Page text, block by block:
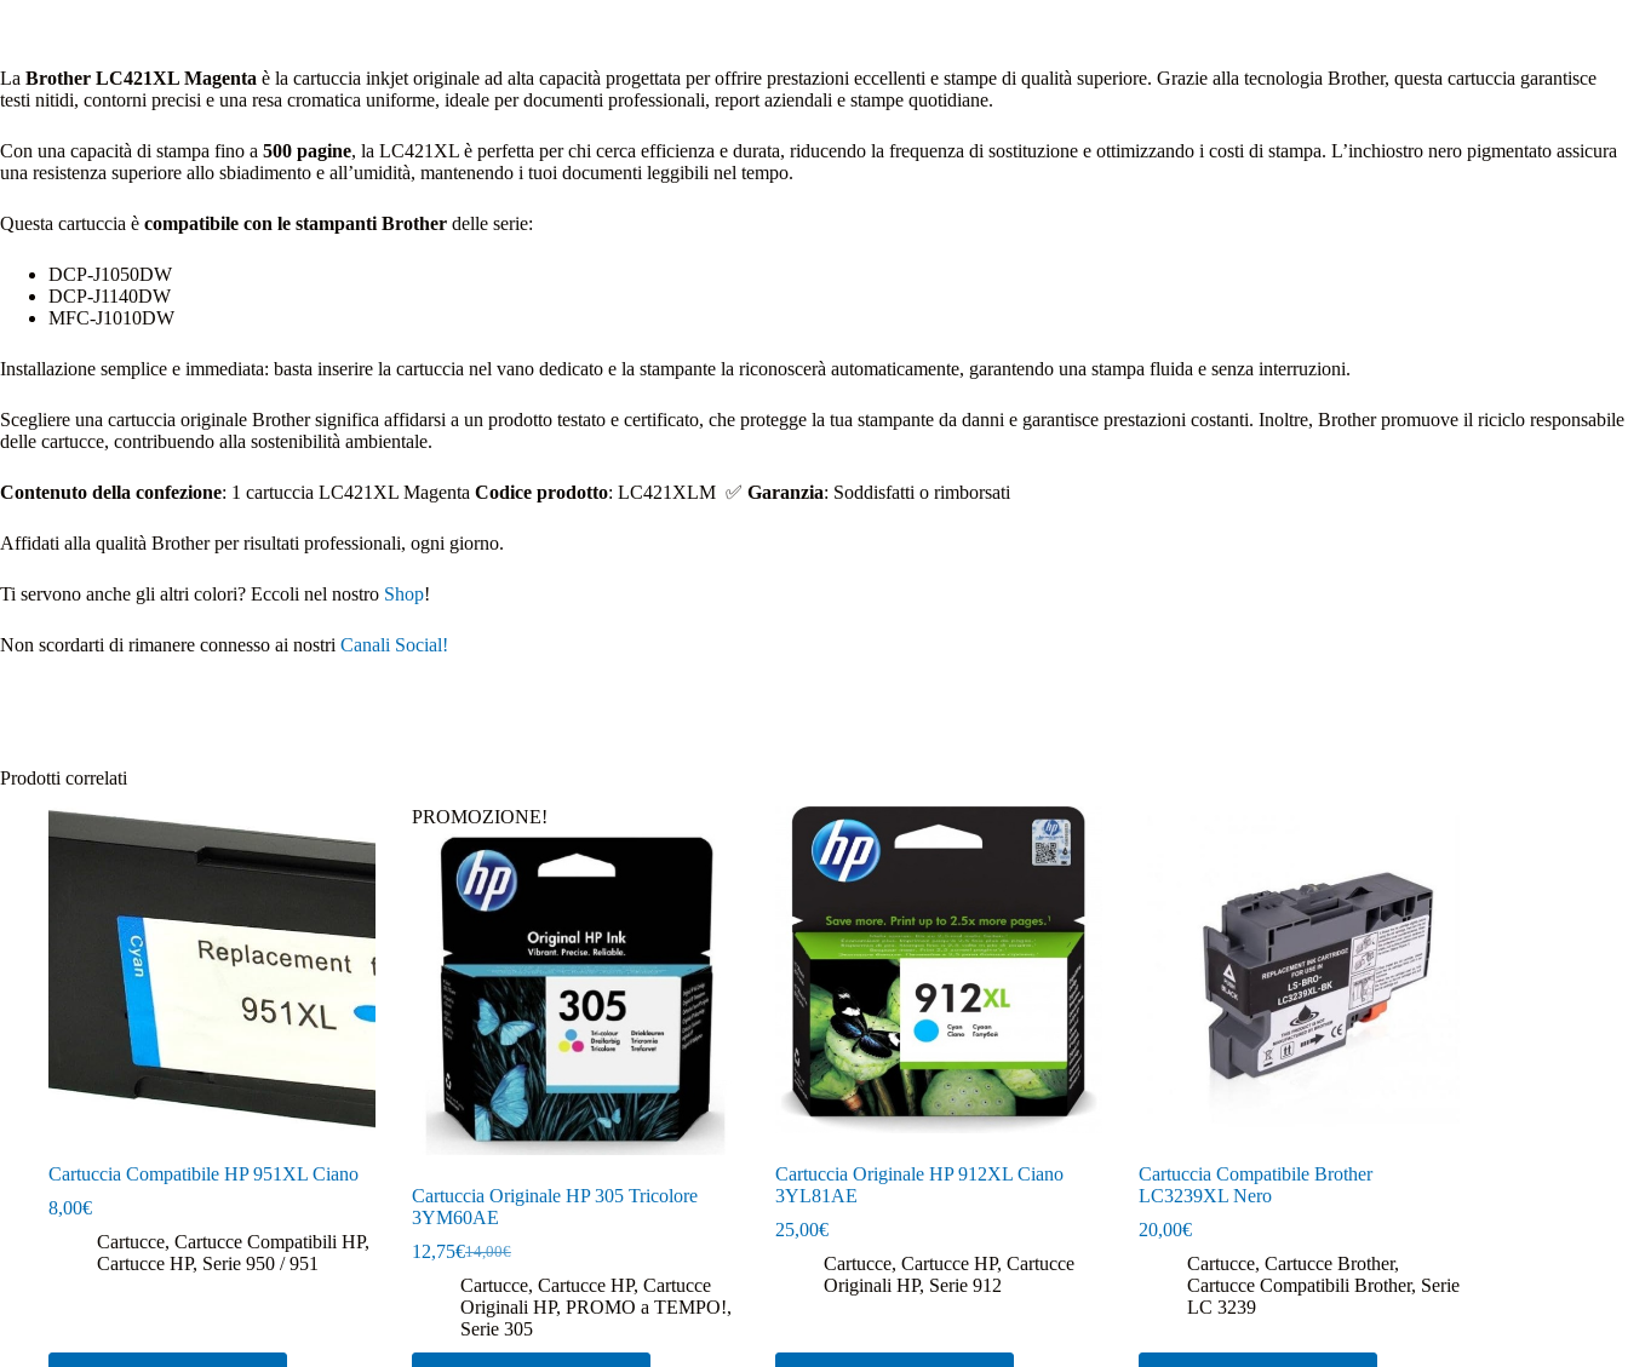
La Brother LC421XL Magenta è la cartuccia inkjet originale ad alta capacità progettata per offrire prestazioni eccellenti e stampe di qualità superiore. Grazie alla tecnologia Brother, questa cartuccia garantisce
testi nitidi, contorni precisi e una resa cromatica uniforme, ideale per documenti professionali, report aziendali e stampe quotidiane.
Con una capacità di stampa fino a 500 pagine, la LC421XL è perfetta per chi cerca efficienza e durata, riducendo la frequenza di sostituzione e ottimizzando i costi di stampa. L’inchiostro nero pigmentato assicura
una resistenza superiore allo sbiadimento e all’umidità, mantenendo i tuoi documenti leggibili nel tempo.
Questa cartuccia è compatibile con le stampanti Brother delle serie:
DCP-J1050DW
DCP-J1140DW
MFC-J1010DW
Installazione semplice e immediata: basta inserire la cartuccia nel vano dedicato e la stampante la riconoscerà automaticamente, garantendo una stampa fluida e senza interruzioni.
Scegliere una cartuccia originale Brother significa affidarsi a un prodotto testato e certificato, che protegge la tua stampante da danni e garantisce prestazioni costanti. Inoltre, Brother promuove il riciclo responsabile
delle cartucce, contribuendo alla sostenibilità ambientale.
Contenuto della confezione: 1 cartuccia LC421XL Magenta Codice prodotto: LC421XLM ✅ Garanzia: Soddisfatti o rimborsati
Affidati alla qualità Brother per risultati professionali, ogni giorno.
Ti servono anche gli altri colori? Eccoli nel nostro Shop!
Non scordarti di rimanere connesso ai nostri Canali Social!
Prodotti correlati
Cartuccia Compatibile HP 951XL Ciano
8,00€
Cartucce, Cartucce Compatibili HP,
Cartucce HP, Serie 950 / 951
PROMOZIONE!
Cartuccia Originale HP 305 Tricolore
3YM60AE
14,00€
Il
prezzo
originale
era:
14,00€.
12,75€Il
prezzo
attuale
è:
12,75€.
Cartucce, Cartucce HP, Cartucce
Originali HP, PROMO a TEMPO!,
Serie 305
Cartuccia Originale HP 912XL Ciano
3YL81AE
25,00€
Cartucce, Cartucce HP, Cartucce
Originali HP, Serie 912
Cartuccia Compatibile Brother
LC3239XL Nero
20,00€
Cartucce, Cartucce Brother,
Cartucce Compatibili Brother, Serie
LC 3239